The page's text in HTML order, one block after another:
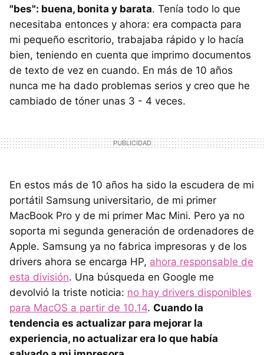
"bes": buena, bonita y barata. Tenía todo lo que
necesitaba entonces y ahora: era compacta para
mi pequeño escritorio, trabajaba rápido y lo hacía
bien, teniendo en cuenta que imprimo documentos
de texto de vez en cuando. En más de 10 años
nunca me ha dado problemas serios y creo que he
cambiado de tóner unas 3 - 4 veces.
En estos más de 10 años ha sido la escudera de mi
portátil Samsung universitario, de mi primer
MacBook Pro y de mi primer Mac Mini. Pero ya no
soporta mi segunda generación de ordenadores de
Apple. Samsung ya no fabrica impresoras y de los
drivers ahora se encarga HP, ahora responsable de
esta división. Una búsqueda en Google me
devolvió la triste noticia: no hay drivers disponibles
para MacOS a partir de 10.14. Cuando la
tendencia es actualizar para mejorar la
experiencia, no actualizar era lo que había